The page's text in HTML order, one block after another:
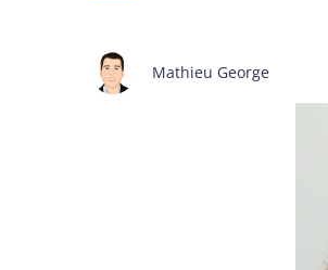
Mathieu George